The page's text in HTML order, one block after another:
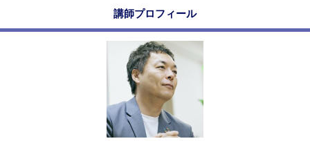
講師プロフィール